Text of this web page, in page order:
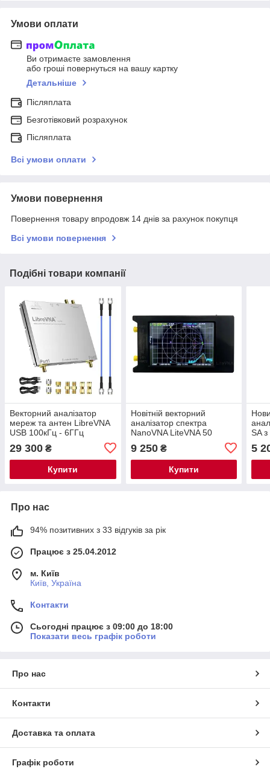
Умови оплати
Ви отримаєте замовлення
або гроші повернуться на вашу картку
Детальніше
Післяплата
Безготівковий розрахунок
Післяплата
Всі умови оплати
Умови повернення
Повернення товару впродовж 14 днів за рахунок покупця
Всі умови повернення
Подібні товари компанії
Векторний аналізатор
мереж та антен LibreVNA
USB 100кГц - 6ГГц
29 300 ₴
Купити
Новітній векторний
аналізатор спектра
NanoVNA LiteVNA 50
9 250₴
Купити
SA
5
Про нас
94% позитивних з 33 відгуків за рік
Працює з 25.04.2012
м. Київ
Київ, Україна
Контакти
Сьогодні працює з 09:00 до 18:00
Показати весь графік роботи
Про нас
Контакти
Доставка та оплата
Графік роботи